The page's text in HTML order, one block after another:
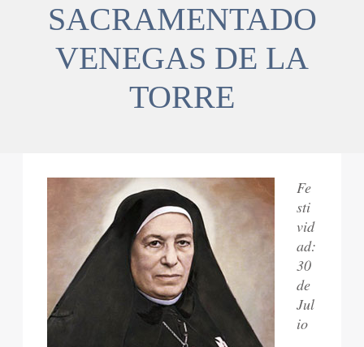
SACRAMENTADO
VENEGAS DE LA
TORRE
Fe
sti
vid
ad:
30
de
Jul
io